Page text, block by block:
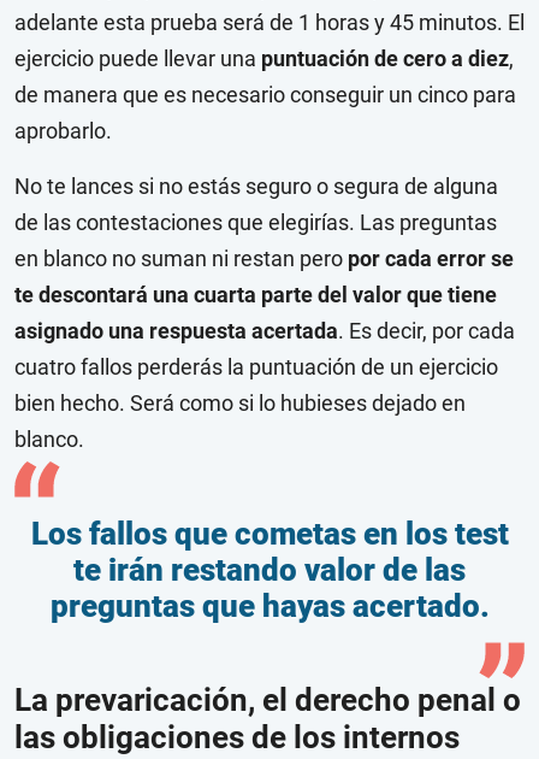
adelante esta prueba será de 1 horas y 45 minutos. El
ejercicio puede llevar una puntuación de cero a diez,
de manera que es necesario conseguir un cinco para
aprobarlo.
No te lances si no estás seguro o segura de alguna
de las contestaciones que elegirías. Las preguntas
en blanco no suman ni restan pero por cada error se
te descontará una cuarta parte del valor que tiene
asignado una respuesta acertada. Es decir, por cada
cuatro fallos perderás la puntuación de un ejercicio
bien hecho. Será como si lo hubieses dejado en
blanco.
Los fallos que cometas en los test
te irán restando valor de las
preguntas que hayas acertado.
La prevaricación, el derecho penal o
las obligaciones de los internos